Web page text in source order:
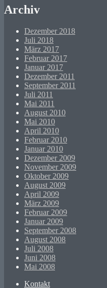
Archiv
Dezember 2018
Juli 2018
März 2017
Februar 2017
Januar 2017
Dezember 2011
September 2011
Juli 2011
Mai 2011
August 2010
Mai 2010
April 2010
Februar 2010
Januar 2010
Dezember 2009
November 2009
Oktober 2009
August 2009
April 2009
März 2009
Februar 2009
Januar 2009
September 2008
August 2008
Juli 2008
Juni 2008
Mai 2008
Kontakt